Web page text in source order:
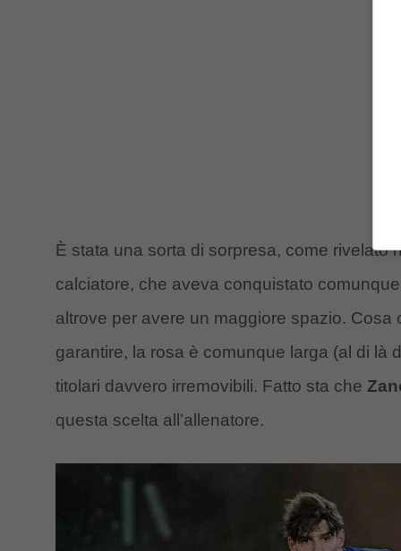
È stata una sorta di sorpresa, come rivelato
calciatore, che aveva conquistato
altrove per avere un maggiore spazio.
garantire, la rosa è comunque larga (al di là
titolari davvero irremovibili. Fatto sta che
questa scelta all’allenatore.